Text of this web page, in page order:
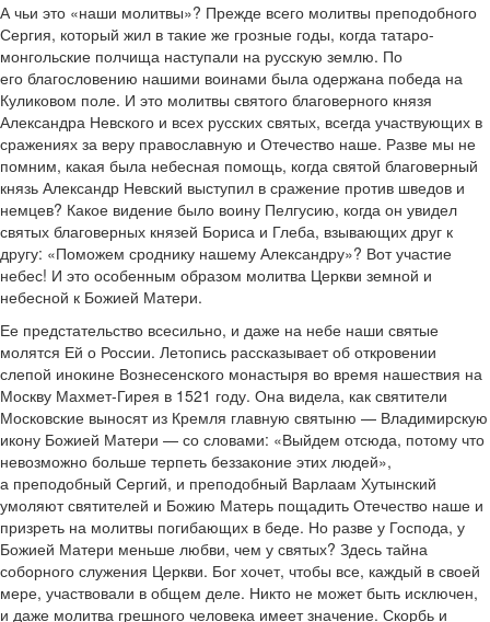
А чьи это «наши молитвы»? Прежде всего молитвы преподобного
Сергия, который жил в такие же грозные годы, когда татаро-
монгольские полчища наступали на русскую землю. По
его благословению нашими воинами была одержана победа на
Куликовом поле. И это молитвы святого благоверного князя
Александра Невского и всех русских святых, всегда участвующих в
сражениях за веру православную и Отечество наше. Разве мы не
помним, какая была небесная помощь, когда святой благоверный
князь Александр Невский выступил в сражение против шведов и
немцев? Какое видение было воину Пелгусию, когда он увидел
святых благоверных князей Бориса и Глеба, взывающих друг к
другу: «Поможем сроднику нашему Александру»? Вот участие
небес! И это особенным образом молитва Церкви земной и
небесной к Божией Матери.
Ее предстательство всесильно, и даже на небе наши святые
молятся Ей о России. Летопись рассказывает об откровении
слепой инокине Вознесенского монастыря во время нашествия на
Москву Махмет-Гирея в 1521 году. Она видела, как святители
Московские выносят из Кремля главную святыню — Владимирскую
икону Божией Матери — со словами: «Выйдем отсюда, потому что
невозможно больше терпеть беззаконие этих людей»,
а преподобный Сергий, и преподобный Варлаам Хутынский
умоляют святителей и Божию Матерь пощадить Отечество наше и
призреть на молитвы погибающих в беде. Но разве у Господа, у
Божией Матери меньше любви, чем у святых? Здесь тайна
соборного служения Церкви. Бог хочет, чтобы все, каждый в своей
мере, участвовали в общем деле. Никто не может быть исключен,
и даже молитва грешного человека имеет значение. Скорбь и